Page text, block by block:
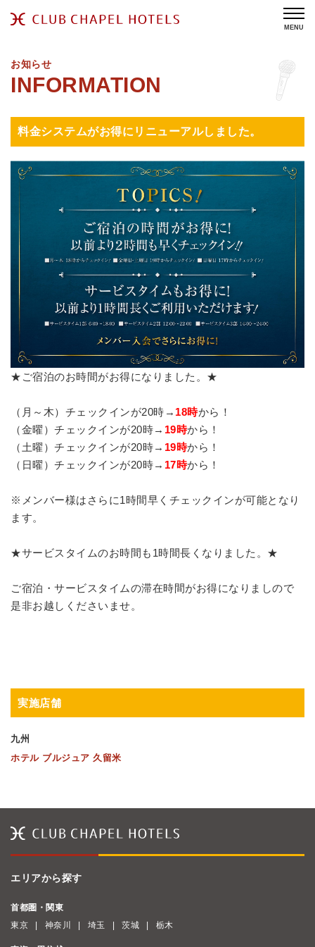
MENU
お知らせ
料金システムがお得にリニューアルしました。
★ご宿泊のお時間がお得になりました。★
（月～木）チェックインが20時→ 18時から！
（金曜）チェックインが20時→ 19時から！
（土曜）チェックインが20時→ 19時から！
（日曜）チェックインが20時→ 17時から！
※メンバー様はさらに1時間早くチェックインが可能となり
ます。
★サービスタイムのお時間も1時間長くなりました。★
ご宿泊・サービスタイムの滞在時間がお得になりましので
是非お越しくださいませ。
実施店舗
九州
ホテル ブルジュア 久留米
エリアから探す
首都圏・関東
東京
神奈川 埼玉 茨城 栃木